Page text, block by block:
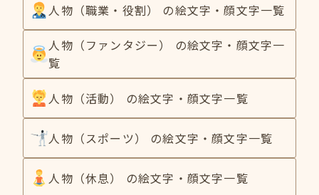
人物（職業・役割） の絵文字・顔文字一覧
人物（ファンタジー） の絵文字・顔文字一
覧
人物（活動） の絵文字・顔文字一覧
人物（スポーツ） の絵文字・顔文字一覧
人物（休息） の絵文字・顔文字一覧